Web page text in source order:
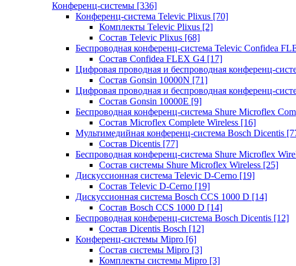
Конференц-системы [336]
Конференц-система Televic Plixus [70]
Комплекты Televic Plixus [2]
Состав Televic Plixus [68]
Беспроводная конференц-система Televic Confidea
Состав Confidea FLEX G4 [17]
Цифровая проводная и беспроводная конференц-
Состав Gonsin 10000N [71]
Цифровая проводная и беспроводная конференц-
Состав Gonsin 10000E [9]
Беспроводная конференц-система Shure Microflex
Состав Microflex Complete Wireless [16]
Мультимедийная конференц-система Bosch Dicentis
Состав Dicentis [77]
Беспроводная конференц-система Shure Microflex
Состав системы Shure Microflex Wireless [25]
Дискуссионная система Televic D-Cerno [19]
Состав Televic D-Cerno [19]
Дискуссионная система Bosch CCS 1000 D [14]
Состав Bosch CCS 1000 D [14]
Беспроводная конференц-система Bosch Dicentis [12]
Состав Dicentis Bosch [12]
Конференц-системы Mipro [6]
Состав системы Mipro [3]
Комплекты системы Mipro [3]